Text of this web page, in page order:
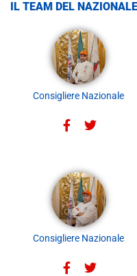
IL TEAM DEL NAZIONALE
Consigliere Nazionale
Consigliere Nazionale